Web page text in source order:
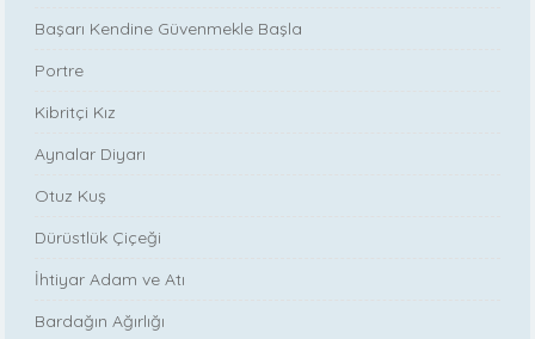
Başarı Kendine Güvenmekle Başla
Portre
Kibritçi Kız
Aynalar Diyarı
Otuz Kuş
Dürüstlük Çiçeği
İhtiyar Adam ve Atı
Bardağın Ağırlığı